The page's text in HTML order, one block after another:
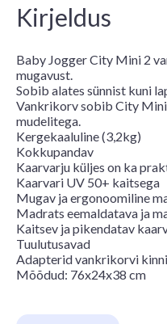
kogus
Kirjeldus
Baby Jogger City Mini 2
mugavust.
Sobib alates sünnist kuni
Vankrikorv sobib City
mudelitega.
Kergekaaluline (3,2kg)
Kokkupandav
Kaarvarju küljes on ka
Kaarvari UV 50+ kaitsega
Mugav ja ergonoomiline
Madrats eemaldatava ja
Kaitsev ja pikendatav
Tuulutusavad
Adapterid vankrikorvi
Mõõdud: 76x24x38 cm